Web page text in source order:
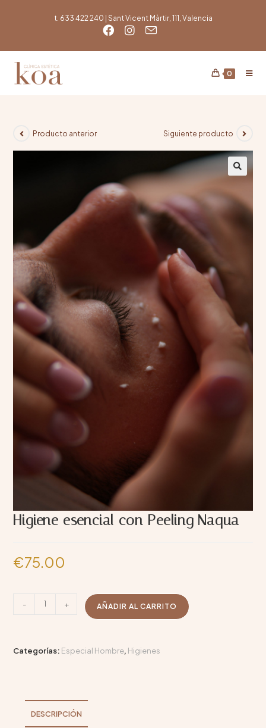
t. 633 422 240 | Sant Vicent Màrtir, 111, Valencia
0
Producto anterior Siguiente producto
Higiene esencial con Peeling Naqua
€75.00
- + AÑADIR AL CARRITO
Categorías: Especial Hombre, Higienes
DESCRIPCIÓN